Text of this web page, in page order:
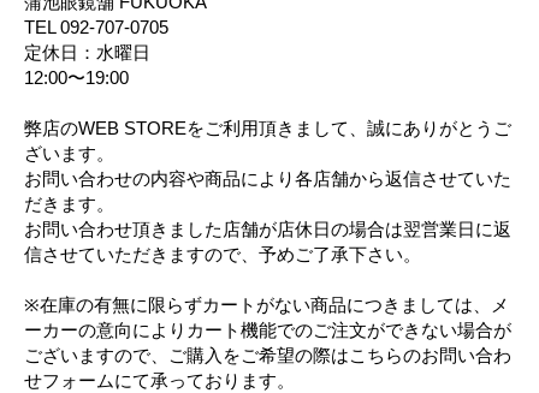
TEL 092-707-0705
定休日：水曜日
12:00〜19:00
弊店のWEB STOREをご利用頂きまして、誠にありがとうご
ざいます。
お問い合わせの内容や商品により各店舗から返信させていた
だきます。
お問い合わせ頂きました店舗が店休日の場合は翌営業日に返
信させていただきますので、予めご了承下さい。
※在庫の有無に限らずカートがない商品につきましては、メ
ーカーの意向によりカート機能でのご注文ができない場合が
ございますので、ご購入をご希望の際はこちらのお問い合わ
せフォームにて承っております。